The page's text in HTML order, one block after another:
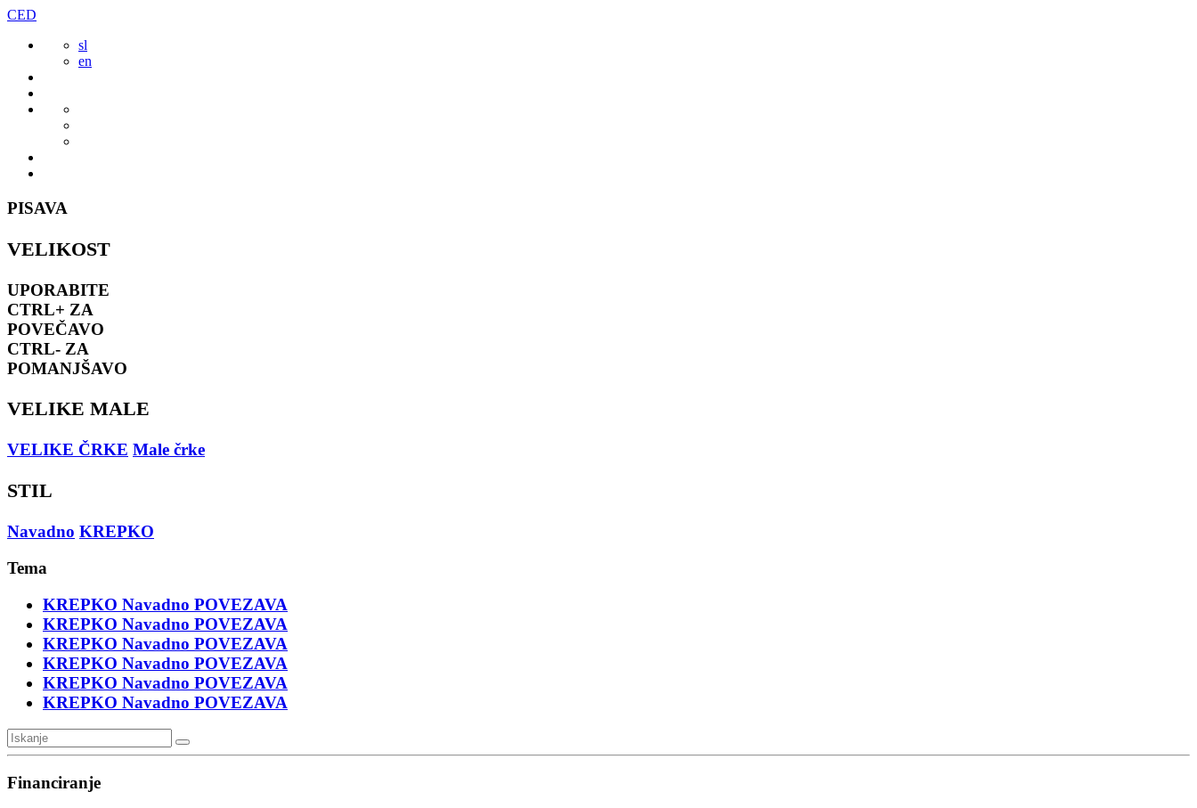
Preskoči
vsebine
CED
sl
en
PISAVA
VELIKOST
UPORABITE
CTRL+ ZA
POVEČAVO
CTRL- ZA
POMANJŠAVO
VELIKE MALE
VELIKE ČRKE Male črke
STIL
Navadno KREPKO
Tema
KREPKO Navadno POVEZAVA
KREPKO Navadno POVEZAVA
KREPKO Navadno POVEZAVA
KREPKO Navadno POVEZAVA
KREPKO Navadno POVEZAVA
KREPKO Navadno POVEZAVA
Financiranje